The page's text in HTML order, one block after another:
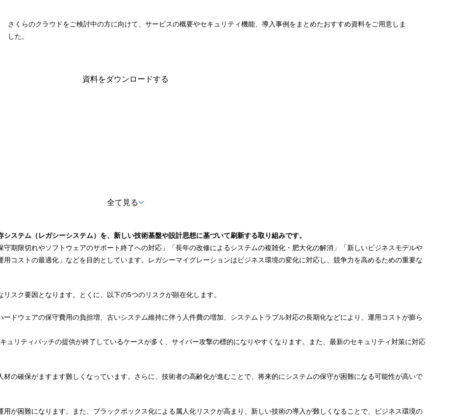
さくらのクラウドをご検討中の方に向けて、サービスの概要やセキュリティ機能、導入事例をまとめたおすすめ資料をご用意しま
した。
資料をダウンロードする
全て見る
システム（レガシーシステム）を、新しい技術基盤や設計思想に基づいて刷新する取り組みです。
期限切れやソフトウェアのサポート終了への対応」「長年の改修によるシステムの複雑化・肥大化の解消」「新しいビジネスモデルや
コストの最適化」などを目的としています。レガシーマイグレーションはビジネス環境の変化に対応し、競争力を高めるための重要な
スク要因となります。とくに、以下の5つのリスクが顕在化します。
ドウェアの保守費用の負担増、古いシステム維持に伴う人件費の増加、システムトラブル対応の長期化などにより、運用コストが膨ら
ュリティパッチの提供が終了しているケースが多く、サイバー攻撃の標的になりやすくなります。また、最新のセキュリティ対策に対応
の確保がますます難しくなっています。さらに、技術者の高齢化が進むことで、将来的にシステムの保守が困難になる可能性が高いで
が困難になります。また、ブラックボックス化による属人化リスクが高まり、新しい技術の導入が難しくなることで、ビジネス環境の